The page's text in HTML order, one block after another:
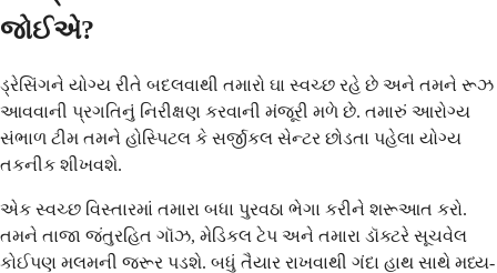
જોઈએ?
ડ્રેસિંગને યોગ્ય રીતે બદલવાથી તમારો ઘા સ્વચ્છ રહે છે અને તમને રૂઝ
આવવાની પ્રગતિનું નિરીક્ષણ કરવાની મંજૂરી મળે છે. તમારું આરોગ્ય
સંભાળ ટીમ તમને હોસ્પિટલ કે સર્જીકલ સેન્ટર છોડતા પહેલા યોગ્ય
તકનીક શીખવશે.
એક સ્વચ્છ વિસ્તારમાં તમારા બધા પુરવઠા ભેગા કરીને શરૂઆત કરો.
તમને તાજા જંતુરહિત ગૉઝ, મેડિકલ ટેપ અને તમારા ડૉક્ટરે સૂચવેલ
કોઈપણ મલમની જરૂર પડશે. બધું તૈયાર રાખવાથી ગંદા હાથ સાથે મધ્ય-